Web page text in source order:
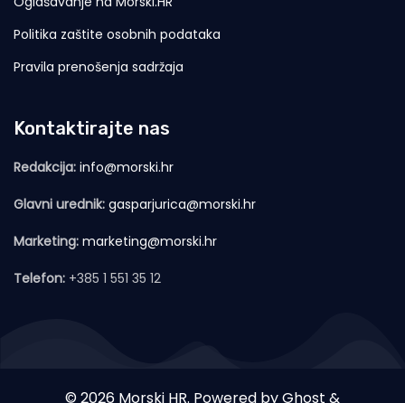
Politika zaštite osobnih podataka
Pravila prenošenja sadržaja
Kontaktirajte nas
Redakcija: info@morski.hr
Glavni urednik: gasparjurica@morski.hr
Marketing: marketing@morski.hr
Telefon: +385 1 551 35 12
© 2026 Morski HR. Powered byGhost &